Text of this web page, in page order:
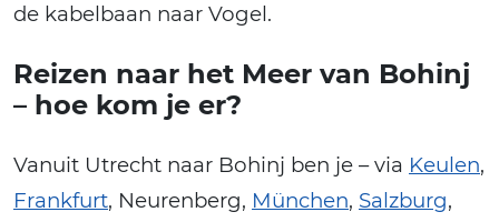
de kabelbaan naar Vogel.
Reizen naar het Meer van Bohinj
– hoe kom je er?
Vanuit Utrecht naar Bohinj ben je – via Keulen,
Frankfurt, Neurenberg, München, Salzburg,